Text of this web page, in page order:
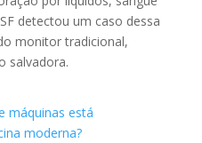
detectou um caso dessa
monitor tradicional,
salvadora.
máquinas está
moderna?